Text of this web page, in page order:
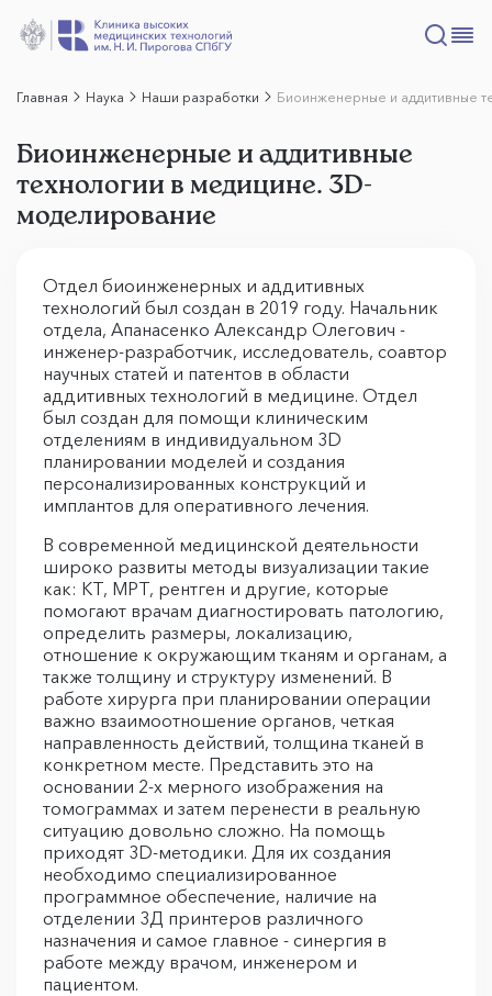
Главная Наука Наши разработки Биоинженерные и аддитивные
Биоинженерные и аддитивные
технологии в медицине. 3D-
моделирование
Отдел биоинженерных и аддитивных
технологий был создан в 2019 году. Начальник
отдела, Апанасенко Александр Олегович -
инженер-разработчик, исследователь, соавтор
научных статей и патентов в области
аддитивных технологий в медицине. Отдел
был создан для помощи клиническим
отделениям в индивидуальном 3D
планировании моделей и создания
персонализированных конструкций и
имплантов для оперативного лечения.
В современной медицинской деятельности
широко развиты методы визуализации такие
как: КТ, МРТ, рентген и другие, которые
помогают врачам диагностировать патологию,
определить размеры, локализацию,
отношение к окружающим тканям и органам, а
также толщину и структуру изменений. В
работе хирурга при планировании операции
важно взаимоотношение органов, четкая
направленность действий, толщина тканей в
конкретном месте. Представить это на
основании 2-х мерного изображения на
томограммах и затем перенести в реальную
ситуацию довольно сложно. На помощь
приходят 3D-методики. Для их создания
необходимо специализированное
программное обеспечение, наличие на
отделении 3Д принтеров различного
назначения и самое главное - синергия в
работе между врачом, инженером и
пациентом.